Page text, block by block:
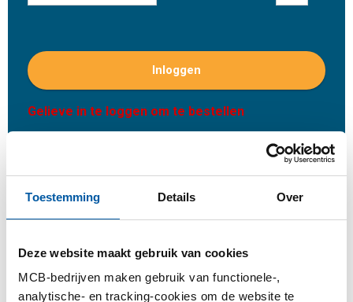
Toestemming Details Over
Deze website maakt gebruik van cookies
MCB-bedrijven maken gebruik van functionele-,
analytische- en tracking-cookies om de website te
Inloggen
Gelieve in te loggen om te bestellen
Volg uw order via Track&Trace